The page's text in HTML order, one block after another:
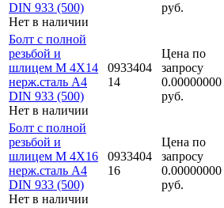
DIN 933 (500)
Нет в наличии
руб.
Болт с полной
резьбой и
шлицем M 4Х14
нерж.сталь A4
DIN 933 (500)
Нет в наличии
0933404
14
Цена по
запросу
0.00000000
руб.
Болт с полной
резьбой и
шлицем M 4Х16
нерж.сталь A4
DIN 933 (500)
Нет в наличии
0933404
16
Цена по
запросу
0.00000000
руб.